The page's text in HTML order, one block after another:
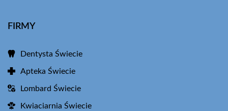
FIRMY
Dentysta Świecie
Apteka Świecie
Lombard Świecie
Kwiaciarnia Świecie